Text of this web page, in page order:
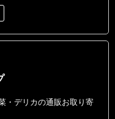
・デリカの通販お取り寄